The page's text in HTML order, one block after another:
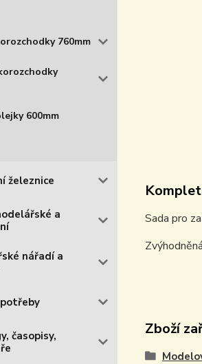
760mm
600mm
železnice
a
nářadí a
časopisy,
Sada pro
Zboží